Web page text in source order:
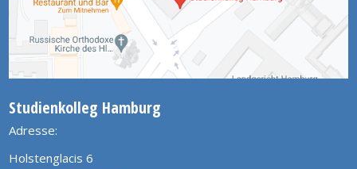
Studienkolleg Hamburg
Adresse:
Holstenglacis 6